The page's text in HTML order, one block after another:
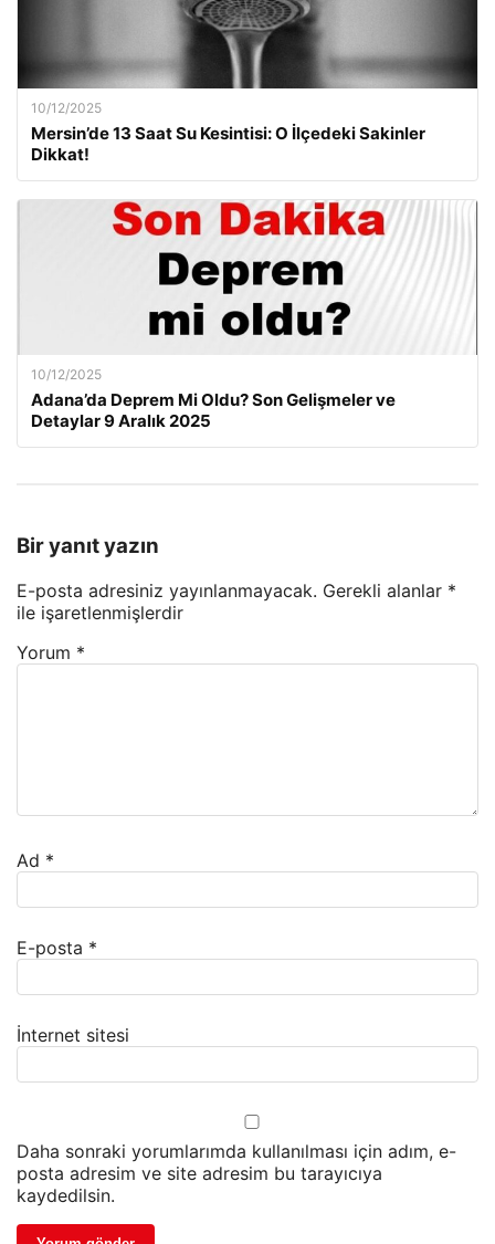
10/12/2025
Mersin’de 13 Saat Su Kesintisi: O İlçedeki Sakinler
Dikkat!
10/12/2025
Adana’da Deprem Mi Oldu? Son Gelişmeler ve
Detaylar 9 Aralık 2025
Bir yanıt yazın
E-posta adresiniz yayınlanmayacak. Gerekli alanlar *
ile işaretlenmişlerdir
Yorum *
Ad *
E-posta *
İnternet sitesi
Daha sonraki yorumlarımda kullanılması için adım, e-
posta adresim ve site adresim bu tarayıcıya
kaydedilsin.